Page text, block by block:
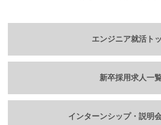
エンジニア就活ト
新卒採用求人一
インターンシップ・説明